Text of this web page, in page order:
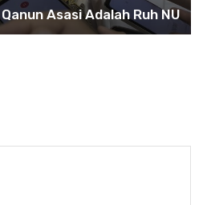
Asasi Adalah Ruh NU